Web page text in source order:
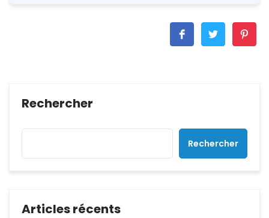
Rechercher
Rechercher
Articles récents